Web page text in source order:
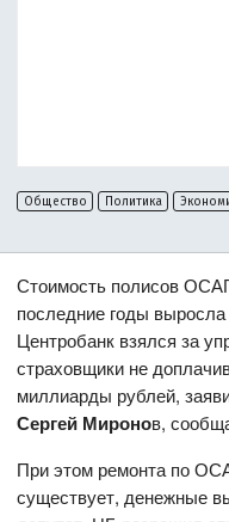
Общество Политика
Стоимость полисов
последние годы выросла
Центробанк взялся за
страховщики не
миллиарды рублей,
Сергей Миронов,
При этом ремонта по
существует, денежные